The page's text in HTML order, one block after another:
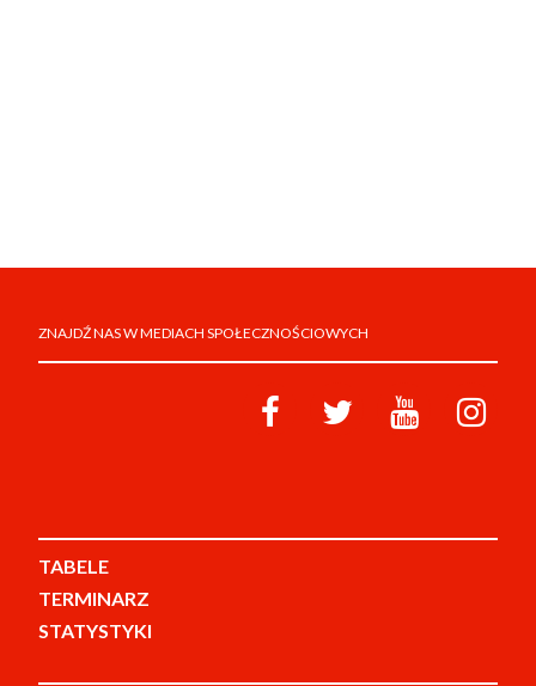
ZNAJDŹ NAS W MEDIACH SPOŁECZNOŚCIOWYCH
TABELE
TERMINARZ
STATYSTYKI